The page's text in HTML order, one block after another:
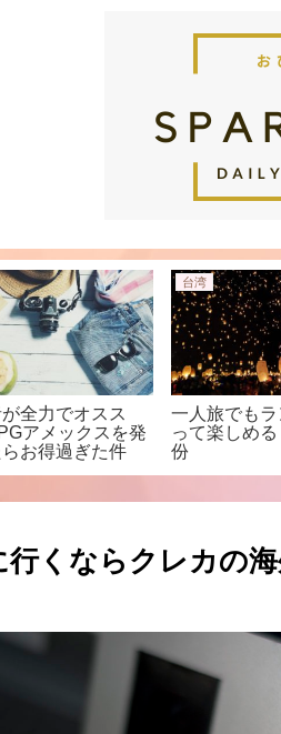
全力でオスス
アメックスを発
お得過ぎた件
台湾
一人旅でも
って楽しめ
份
くならクレカの